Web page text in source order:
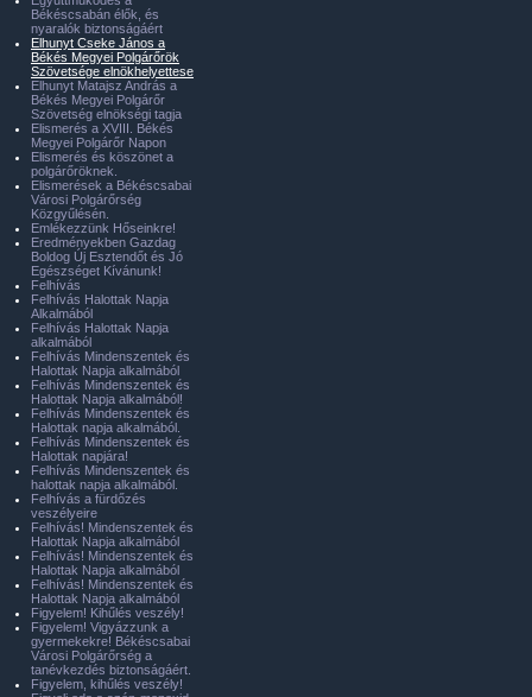
Békéscsabán élők, és
nyaralók biztonságáért
Elhunyt Cseke János a
Békés Megyei Polgárőrök
Szövetsége elnökhelyettese
Elhunyt Matajsz András a
Békés Megyei Polgárőr
Szövetség elnökségi tagja
Elismerés a XVIII. Békés
Megyei Polgárőr Napon
Elismerés és köszönet a
polgárőröknek.
Elismerések a Békéscsabai
Városi Polgárőrség
Közgyűlésén.
Emlékezzünk Hőseinkre!
Eredményekben Gazdag
Boldog Új Esztendőt és Jó
Egészséget Kívánunk!
Felhívás
Felhívás Halottak Napja
Alkalmából
Felhívás Halottak Napja
alkalmából
Felhívás Mindenszentek és
Halottak Napja alkalmából
Felhívás Mindenszentek és
Halottak Napja alkalmából!
Felhívás Mindenszentek és
Halottak napja alkalmából.
Felhívás Mindenszentek és
Halottak napjára!
Felhívás Mindenszentek és
halottak napja alkalmából.
Felhívás a fürdőzés
veszélyeire
Felhívás! Mindenszentek és
Halottak Napja alkalmából
Felhívás! Mindenszentek és
Halottak Napja alkalmából
Felhívás! Mindenszentek és
Halottak Napja alkalmából
Figyelem! Kihűlés veszély!
Figyelem! Vigyázzunk a
gyermekekre! Békéscsabai
Városi Polgárőrség a
tanévkezdés biztonságáért.
Figyelem, kihűlés veszély!